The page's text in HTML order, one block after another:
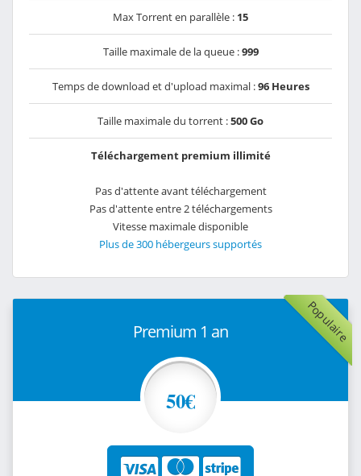
Max Torrent en parallèle : 15
Taille maximale de la queue :999
Temps de download et d'upload maximal :96 Heures
Taille maximale du torrent :500 Go
Téléchargement premium illimité
Pas d'attente avant téléchargement
Pas d'attente entre 2 téléchargements
Vitesse maximale disponible
Plus de 300 hébergeurs supportés
Populaire
Premium 1 an
50€